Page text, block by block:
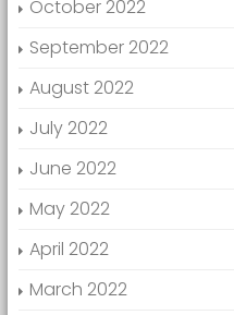
October 2022
September 2022
August 2022
July 2022
June 2022
May 2022
April 2022
March 2022